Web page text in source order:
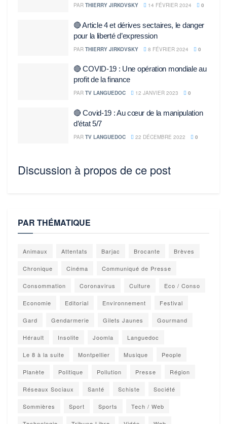
PAR THIERRY JIRKOVSKY 14 FÉVRIER 2024 0
🔴 Article 4 et dérives sectaires, le danger
pour la liberté d’expression
PAR THIERRY JIRKOVSKY 8 FÉVRIER 2024 0
🔴 COVID-19 : Une opération mondiale au
profit de la finance
PAR TV LANGUEDOC 12 JANVIER 2023 0
🔴 Covid-19 : Au cœur de la manipulation
d’état 5/7
PAR TV LANGUEDOC 22 DÉCEMBRE 2022 0
Discussion à propos de ce post
PAR THÉMATIQUE
Animaux Attentats Barjac Brocante Brèves
Chronique Cinéma Communiqué de Presse
Consommation Coronavirus Culture Eco / Conso
Economie Editorial Environnement Festival
Gard Gendarmerie Gilets Jaunes Gourmand
Hérault Insolite Joomla Languedoc
Le 8 à la suite Montpellier Musique People
Planète Politique Pollution Presse Région
Réseaux Sociaux Santé Schiste Société
Sommières Sport Sports Tech / Web